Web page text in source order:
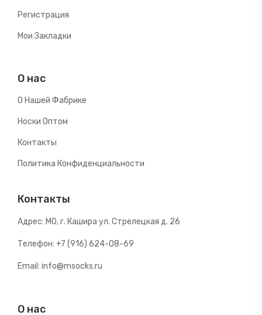
Регистрация
Мои Закладки
О нас
О Нашей Фабрике
Носки Оптом
Контакты
Политика Конфиденциальности
Контакты
Адрес: МО, г. Кашира ул. Стрелецкая д. 26
Телефон: +7 (916) 624-08-69
Email: info@msocks.ru
О нас